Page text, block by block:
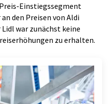
Einstiegssegment
den Preisen von Aldi
war zunächst keine
zu erhalten.